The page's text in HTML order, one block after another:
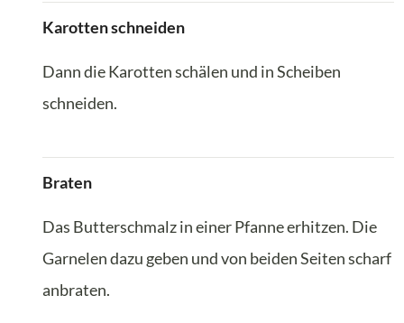
Karotten schneiden
Dann die Karotten schälen und in Scheiben
schneiden.
Braten
Das Butterschmalz in einer Pfanne erhitzen. Die
Garnelen dazu geben und von beiden Seiten scharf
anbraten.